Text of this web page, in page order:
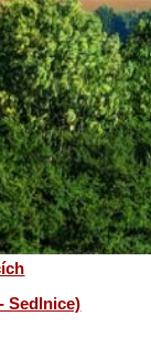
Sedlnice)